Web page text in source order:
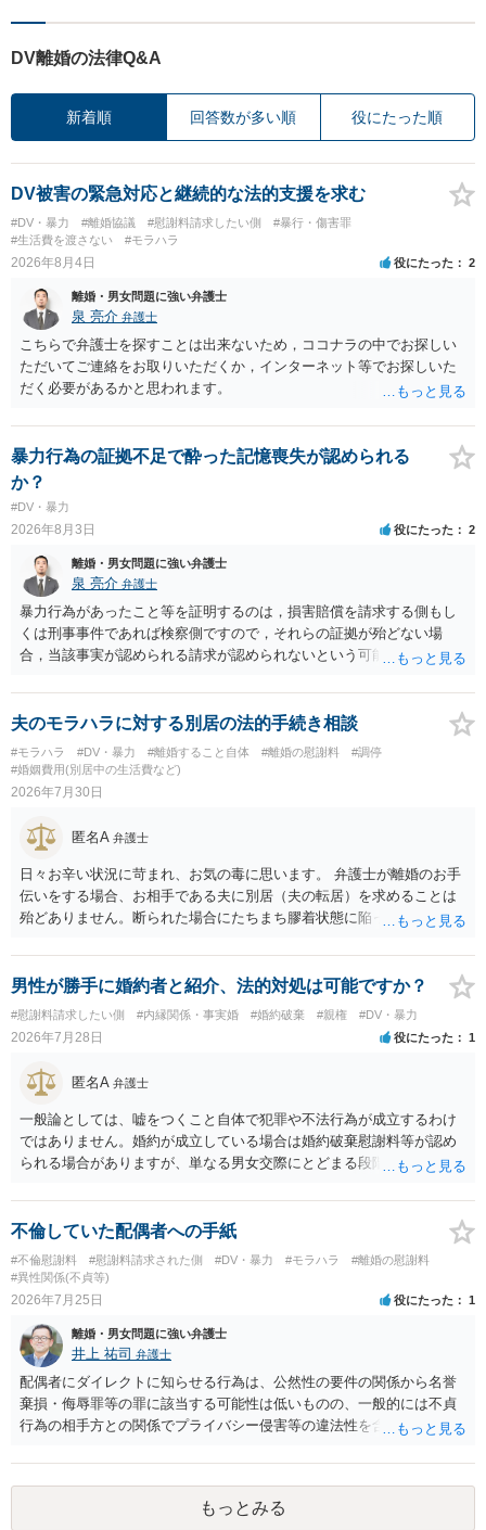
DV離婚の法律Q&A
新着順 回答数が多い順 役にたった順
DV被害の緊急対応と継続的な法的支援を求む
#DV・暴力 #離婚協議 #慰謝料請求したい側
#暴行・傷害罪
#生活費を渡さない
#モラハラ
2026年8月4日 役にたった 2
離婚・男女問題に強い弁護士
泉 亮介 弁護士
こちらで弁護士を探すことは出来ないため，ココナラの中でお探しい
ただいてご連絡をお取りいただくか，インターネット等でお探しいた
だく必要があるかと思われます。
暴力行為の証拠不足で酔った記憶喪失が認められる
か？
#DV・暴力
2026年8月3日 役にたった 2
離婚・男女問題に強い弁護士
泉 亮介 弁護士
暴力行為があったこと等を証明するのは，損害賠償を請求する側もし
くは刑事事件であれば検察側ですので，それらの証拠が殆どない場
合，当該事実が認められる請求が認められないという可能性はあるで
夫のモラハラに対する別居の法的手続き相談
#モラハラ #DV・暴力 #離婚すること自体 #離婚の慰謝料
#調停
#婚姻費用(別居中の生活費など)
2026年7月30日
匿名A 弁護士
日々お辛い状況に苛まれ、お気の毒に思います。 弁護士が離婚のお手
伝いをする場合、お相手である夫に別居（夫の転居）を求めることは
殆どありません。断られた場合にたちまち膠着状態に陥ってしまうの
高いためです。 実務的には、ご相談者さまが転居する形で離婚協議等
を進める選択を採らざるを得ないことが圧倒的多数です。
男性が勝手に婚約者と紹介、法的対処は可能ですか？
#慰謝料請求したい側 #内縁関係・事実婚 #婚約破棄 #親権 #DV・暴力
2026年7月28日 役にたった 1
匿名A 弁護士
一般論としては、嘘をつくこと自体で犯罪や不法行為が成立するわけ
ではありません。婚約が成立している場合は婚約破棄慰謝料等が認め
られる場合がありますが、単なる男女交際にとどまる段階の場合、独
慰謝料は生じないことが多いと思われます。 お怒りはごもっともです
が、仮に交際を進めたとしても後に相手を信頼できなくなる可能性が
高かったということですので、むしろ結婚しなくてよかったと割り切
って、交際を終わらせるのがよいと思います。
不倫していた配偶者への手紙
#不倫慰謝料 #慰謝料請求された側 #DV・暴力 #モラハラ
#離婚の慰謝料
#異性関係(不貞等)
2026年7月25日 役にたった 1
離婚・男女問題に強い弁護士
井上 祐司 弁護士
配偶者にダイレクトに知らせる行為は、公然性の要件の関係から名誉
棄損・侮辱罪等の罪に該当する可能性は低いものの、一般的には不貞
行為の相手方との関係でプライバシー侵害等の違法性を含む行為で
ため、弁護士としては推奨しないことが一般的かと思います。
もっとみる